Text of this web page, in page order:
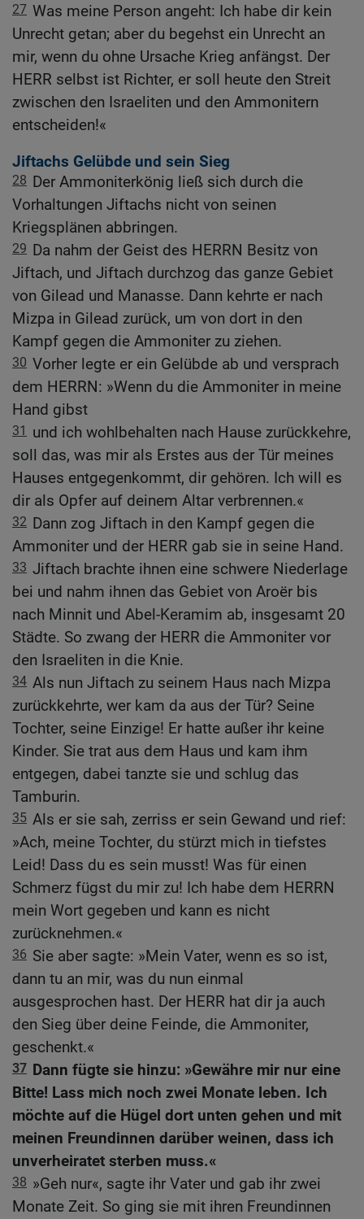
27 Was meine Person angeht: Ich habe dir kein
Unrecht getan; aber du begehst ein Unrecht an
mir, wenn du ohne Ursache Krieg anfängst. Der
HERR selbst ist Richter, er soll heute den Streit
zwischen den Israeliten und den Ammonitern
entscheiden!«
Jiftachs Gelübde und sein Sieg
28 Der Ammoniterkönig ließ sich durch die
Vorhaltungen Jiftachs nicht von seinen
Kriegsplänen abbringen.
29 Da nahm der Geist des HERRN Besitz von
Jiftach, und Jiftach durchzog das ganze Gebiet
von Gilead und Manasse. Dann kehrte er nach
Mizpa in Gilead zurück, um von dort in den
Kampf gegen die Ammoniter zu ziehen.
30 Vorher legte er ein Gelübde ab und versprach
dem HERRN: »Wenn du die Ammoniter in meine
Hand gibst
31
und ich wohlbehalten nach Hause zurückkehre,
soll das, was mir als Erstes aus der Tür meines
Hauses entgegenkommt, dir gehören. Ich will es
dir als Opfer auf deinem Altar verbrennen.«
32 Dann zog Jiftach in den Kampf gegen die
Ammoniter und der HERR gab sie in seine Hand.
33 Jiftach brachte ihnen eine schwere Niederlage
bei und nahm ihnen das Gebiet von Aroër bis
nach Minnit und Abel-Keramim ab, insgesamt 20
Städte. So zwang der HERR die Ammoniter vor
den Israeliten in die Knie.
34 Als nun Jiftach zu seinem Haus nach Mizpa
zurückkehrte, wer kam da aus der Tür? Seine
Tochter, seine Einzige! Er hatte außer ihr keine
Kinder. Sie trat aus dem Haus und kam ihm
entgegen, dabei tanzte sie und schlug das
Tamburin.
35 Als er sie sah, zerriss er sein Gewand und rief:
»Ach, meine Tochter, du stürzt mich in tiefstes
Leid! Dass du es sein musst! Was für einen
Schmerz fügst du mir zu! Ich habe dem HERRN
mein Wort gegeben und kann es nicht
zurücknehmen.«
36 Sie aber sagte: »Mein Vater, wenn es so ist,
dann tu an mir, was du nun einmal
ausgesprochen hast. Der HERR hat dir ja auch
den Sieg über deine Feinde, die Ammoniter,
geschenkt.«
37 Dann fügte sie hinzu: »Gewähre mir nur eine
Bitte! Lass mich noch zwei Monate leben. Ich
möchte auf die Hügel dort unten gehen und mit
meinen Freundinnen darüber weinen, dass ich
unverheiratet sterben muss.«
38 »Geh nur«, sagte ihr Vater und gab ihr zwei
Monate Zeit. So ging sie mit ihren Freundinnen